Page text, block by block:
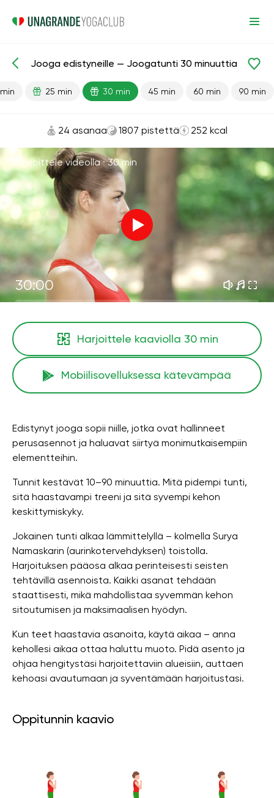
Valmiit oppitunnit Edistynyt Joustavuus
Jooga edistyneille — Joogatunti 30 minuuttia
25 min 30 min 45 min 60 min 90 min
24 asanaa 1807 pistettä 252 kcal
Harjoittele videolla ·30 min
30:00
Harjoittele kaaviolla 30 min
Mobiilisovelluksessa kätevämpää
Edistynyt jooga sopii niille, jotka ovat hallinneet
perusasennot ja haluavat siirtyä monimutkaisempiin
elementteihin.
Tunnit kestävät 10–90 minuuttia. Mitä pidempi tunti,
sitä haastavampi treeni ja sitä syvempi kehon
keskittymiskyky.
Jokainen tunti alkaa lämmittelyllä – kolmella Surya
Namaskarin (aurinkotervehdyksen) toistolla.
Harjoituksen pääosa alkaa perinteisesti seisten
tehtävillä asennoista. Kaikki asanat tehdään
staattisesti, mikä mahdollistaa syvemmän kehon
sitoutumisen ja maksimaalisen hyödyn.
Kun teet haastavia asanoita, käytä aikaa – anna
kehollesi aikaa ottaa haluttu muoto. Pidä asento ja
ohjaa hengitystäsi harjoitettaviin alueisiin, auttaen
kehoasi avautumaan ja syventämään harjoitustasi.
Oppitunnin kaavio